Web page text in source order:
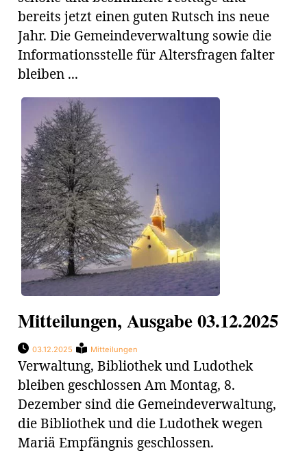
bereits jetzt einen guten Rutsch ins neue
Jahr. Die Gemeindeverwaltung sowie die
Informationsstelle für Altersfragen falter
bleiben ...
Mitteilungen, Ausgabe 03.12.2025
03.12.2025 Mitteilungen
Verwaltung, Bibliothek und Ludothek
bleiben geschlossen Am Montag, 8.
Dezember sind die Gemeindeverwaltung,
die Bibliothek und die Ludothek wegen
Mariä Empfängnis geschlossen.